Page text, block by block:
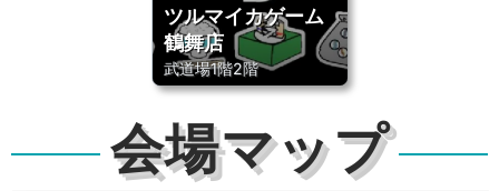
ツルマイカゲーム
鶴舞店
武道場1階2階
会場マップ